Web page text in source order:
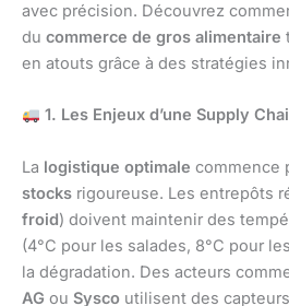
avec précision. Découvrez
du commerce de gros alimentaire
en atouts grâce à des stratégies
1. Les Enjeux d’une Supply
La logistique optimale commence
stocks rigoureuse. Les entrepôts
froid) doivent maintenir des
(4°C pour les salades, 8°C pour
la dégradation. Des acteurs
AG ou Sysco utilisent des